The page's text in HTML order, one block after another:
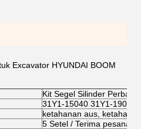
Excavator HYUNDAI BOOM
Kit Segel Silinder
31Y1-15040 31Y1-19090
ketahanan aus,
5 Setel / Terima pesanan